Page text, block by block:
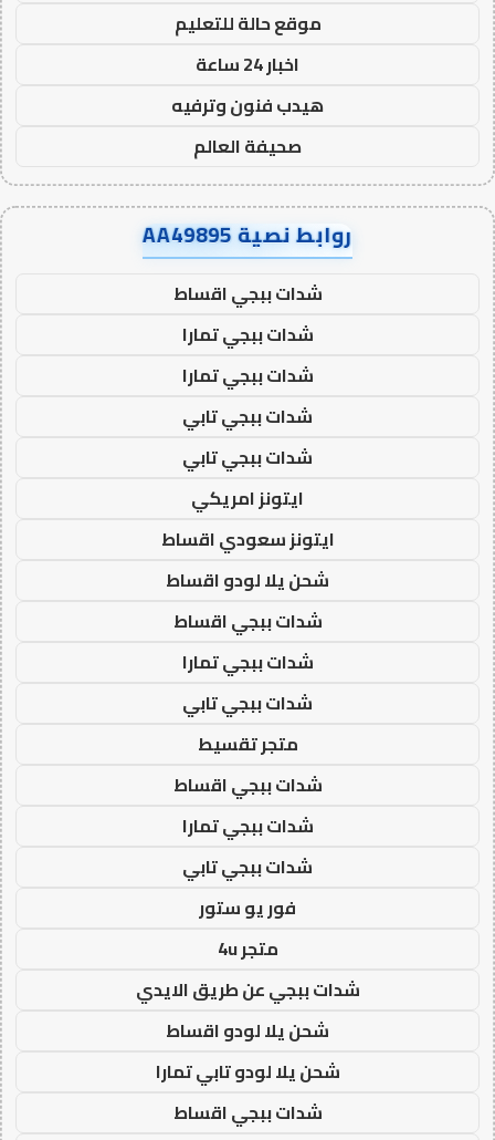
موقع حالة للتعليم
اخبار 24 ساعة
هيدب فنون وترفيه
صحيفة العالم
روابط نصية AA49895
شدات ببجي اقساط
شدات ببجي تمارا
شدات ببجي تمارا
شدات ببجي تابي
شدات ببجي تابي
ايتونز امريكي
ايتونز سعودي اقساط
شحن يلا لودو اقساط
شدات ببجي اقساط
شدات ببجي تمارا
شدات ببجي تابي
متجر تقسيط
شدات ببجي اقساط
شدات ببجي تمارا
شدات ببجي تابي
فور يو ستور
متجر 4u
شدات ببجي عن طريق الايدي
شحن يلا لودو اقساط
شحن يلا لودو تابي تمارا
شدات ببجي اقساط